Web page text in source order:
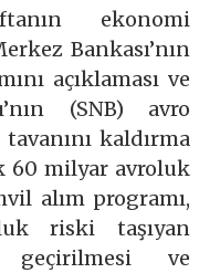
ekonomi
Bankası’nın
açıklaması ve
(SNB) avro
kaldırma
60 milyar avroluk
alım programı,
riski taşıyan
geçirilmesi ve